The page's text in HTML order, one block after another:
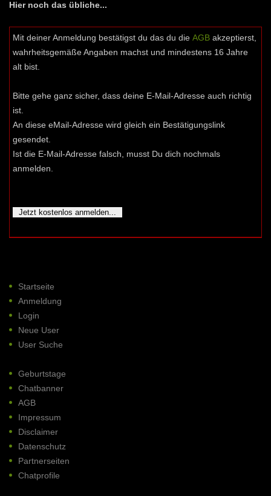
Hier noch das übliche...
Mit deiner Anmeldung bestätigst du das du die AGB akzeptierst,
wahrheitsgemäße Angaben machst und mindestens 16 Jahre
alt bist.
Bitte gehe ganz sicher, dass deine E-Mail-Adresse auch richtig
ist.
An diese eMail-Adresse wird gleich ein Bestätigungslink
gesendet.
Ist die E-Mail-Adresse falsch, musst Du dich nochmals
anmelden.
Startseite
Anmeldung
Login
Neue User
User Suche
Geburtstage
Chatbanner
AGB
Impressum
Disclaimer
Datenschutz
Partnerseiten
Chatprofile